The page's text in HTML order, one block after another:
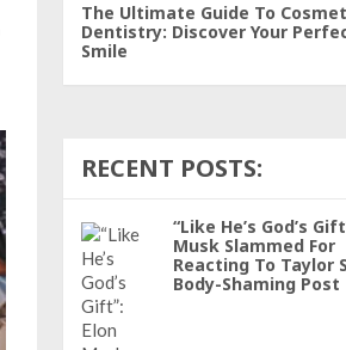
The Ultimate Guide To
Dentistry: Discover Your
Smile
RECENT POSTS:
“Like He’s God’s
Musk Slammed For
Reacting To Taylor
Body-Shaming Post